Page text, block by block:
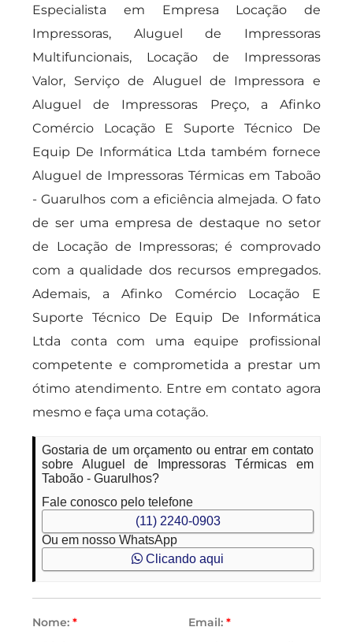
Especialista em Empresa Locação de
Impressoras, Aluguel de Impressoras
Multifuncionais, Locação de Impressoras
Valor, Serviço de Aluguel de Impressora e
Aluguel de Impressoras Preço, a Afinko
Comércio Locação E Suporte Técnico De
Equip De Informática Ltda também fornece
Aluguel de Impressoras Térmicas em Taboão
- Guarulhos com a eficiência almejada. O fato
de ser uma empresa de destaque no setor
de Locação de Impressoras; é comprovado
com a qualidade dos recursos empregados.
Ademais, a Afinko Comércio Locação E
Suporte Técnico De Equip De Informática
Ltda conta com uma equipe profissional
competente e comprometida a prestar um
ótimo atendimento. Entre em contato agora
mesmo e faça uma cotação.
Gostaria de um orçamento ou entrar em contato
sobre Aluguel de Impressoras Térmicas em
Taboão - Guarulhos?
Fale conosco pelo telefone
(11) 2240-0903
Ou em nosso WhatsApp
Clicando aqui
Nome:* Email: *